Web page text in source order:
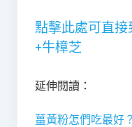
點擊此處可直接
+牛樟芝
延伸閱讀：
薑黃粉怎們吃最好